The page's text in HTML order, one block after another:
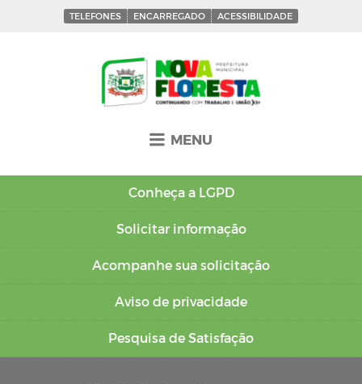
TELEFONES ENCARREGADO ACESSIBILIDADE
MENU
Conheça a LGPD
Solicitar informação
Acompanhe sua solicitação
Aviso de privacidade
Pesquisa de Satisfação